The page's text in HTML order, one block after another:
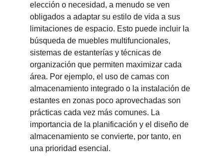
elección o necesidad, a menudo se ven
obligados a adaptar su estilo de vida a sus
limitaciones de espacio. Esto puede incluir la
búsqueda de muebles multifuncionales,
sistemas de estanterías y técnicas de
organización que permiten maximizar cada
área. Por ejemplo, el uso de camas con
almacenamiento integrado o la instalación de
estantes en zonas poco aprovechadas son
prácticas cada vez más comunes. La
importancia de la planificación y el diseño de
almacenamiento se convierte, por tanto, en
una prioridad esencial.